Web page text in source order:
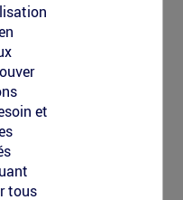
et
tous